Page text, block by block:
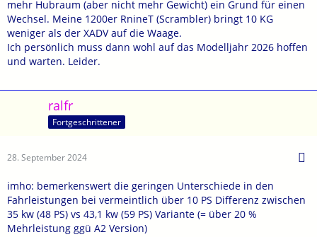
mehr Hubraum (aber nicht mehr Gewicht) ein Grund für einen
Wechsel. Meine 1200er RnineT (Scrambler) bringt 10 KG
weniger als der XADV auf die Waage.
Ich persönlich muss dann wohl auf das Modelljahr 2026 hoffen
und warten. Leider.
ralfr
Fortgeschrittener
28. September 2024
imho: bemerkenswert die geringen Unterschiede in den
Fahrleistungen bei vermeintlich über 10 PS Differenz zwischen
35 kw (48 PS) vs 43,1 kw (59 PS) Variante (= über 20 %
Mehrleistung ggü A2 Version)